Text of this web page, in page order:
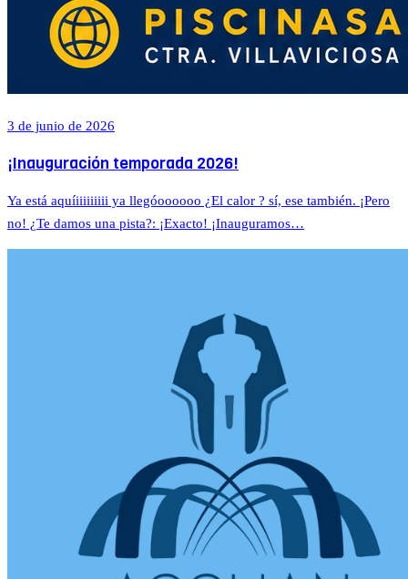
3 de junio de 2026
¡Inauguración temporada 2026!
Ya está aquíiiiiiiiii ya llegóoooooo ¿El calor ? sí, ese también. ¡Pero
no! ¿Te damos una pista?: ¡Exacto! ¡Inauguramos…